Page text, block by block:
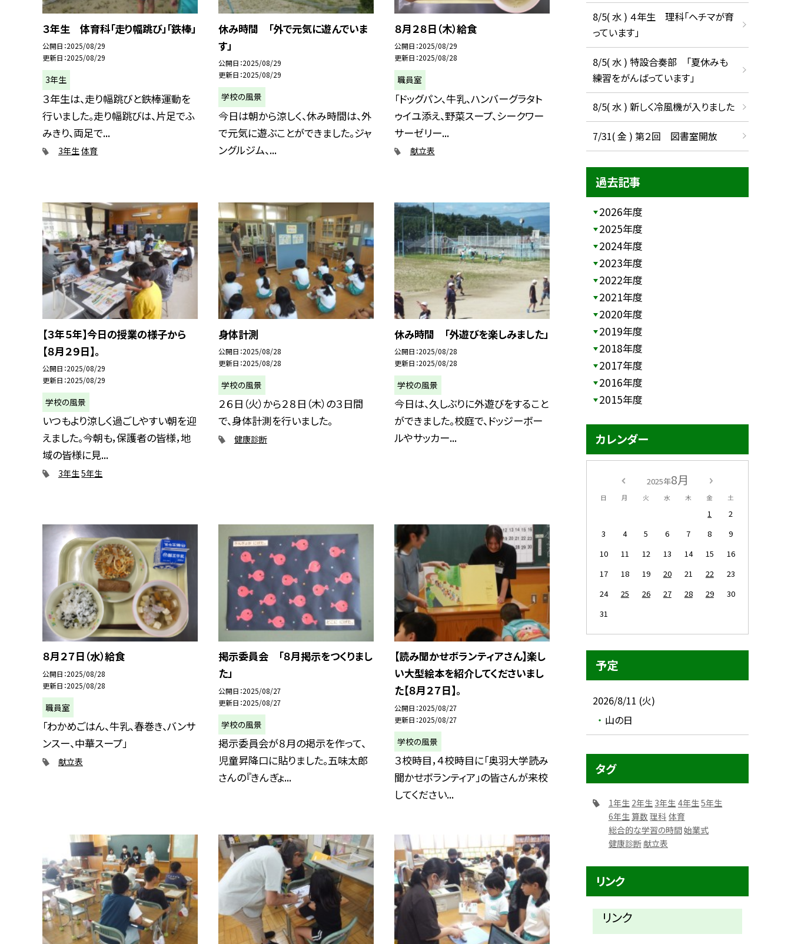
３年生 体育科「走り幅跳び」「鉄棒」
公開日 2025/08/29
更新日 2025/08/29
3年生
３年生は、走り幅跳びと鉄棒運動を
行いました。走り幅跳びは、片足でふ
みきり、両足で...
3年生体育
休み時間 「外で元気に遊んでいま
す」
公開日 2025/08/29
更新日 2025/08/29
学校の風景
今日は朝から涼しく、休み時間は、外
で元気に遊ぶことができました。ジャ
ングルジム、...
８月２８日（木）給食
公開日 2025/08/29
更新日 2025/08/28
職員室
「ドッグパン、牛乳、ハンバーグラタト
ゥイユ添え、野菜スープ、シークワー
サーゼリー...
献立表
【３年５年】今日の授業の様子から
【８月２９日】。
公開日 2025/08/29
更新日 2025/08/29
学校の風景
いつもより涼しく過ごしやすい朝を迎
えました。今朝も，保護者の皆様，地
域の皆様に見...
3年生 5年生
身体計測
公開日 2025/08/28
更新日 2025/08/28
学校の風景
２６日（火）から２８日（木）の３日間
で、身体計測を行いました。
健康診断
休み時間 「外遊びを楽しみました」
公開日 2025/08/28
更新日 2025/08/28
学校の風景
今日は、久しぶりに外遊びをすること
ができました。校庭で、ドッジーボー
ルやサッカー...
８月２７日（水）給食
公開日 2025/08/28
更新日 2025/08/28
職員室
「わかめごはん、牛乳、春巻き、バンサ
ンスー、中華スープ」
献立表
掲示委員会 「８月掲示をつくりまし
た」
公開日 2025/08/27
更新日 2025/08/27
学校の風景
掲示委員会が８月の掲示を作って、
児童昇降口に貼りました。五味太郎
さんの『きんぎょ...
【読み聞かせボランティアさん】楽し
い大型絵本を紹介してくださいまし
た【８月２７日】。
公開日 2025/08/27
更新日 2025/08/27
学校の風景
３校時目，４校時目に「奥羽大学読み
聞かせボランティア」の皆さんが来校
してください...
8/5( 水 ) ４年生 理科「ヘチマが育
っています」
8/5( 水 ) 特設合奏部 「夏休みも
練習をがんばっています」
8/5( 水 ) 新しく冷風機が入りました
7/31( 金 ) 第２回 図書室開放
過去記事
2026年度
2025年度
2024年度
2023年度
2022年度
2021年度
2020年度
2019年度
2018年度
2017年度
2016年度
2015年度
カレンダー
2025年8月
日 月 火 水 木 金 土
1
2
3
4 5 6 7 8
9
10
11 12 13 14 15
16
17
18 19 20 21 22
23
24
25 26 27 28 29
30
31
予定
2026/8/11 (火)
山の日
タグ
1年生 2年生 3年生 4年生 5年生
6年生 算数 理科 体育
総合的な学習の時間始業式
健康診断 献立表
リンク
リンク